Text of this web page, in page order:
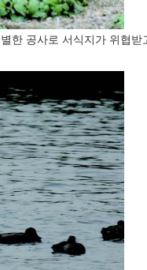
한 공사로 서식지가 위협받